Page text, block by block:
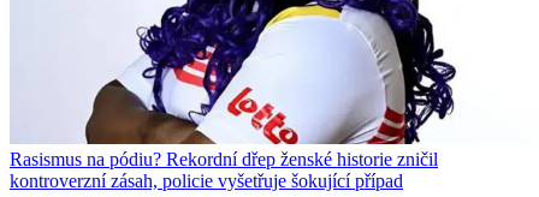
Rasismus na pódiu? Rekordní dřep ženské historie zničil
kontroverzní zásah, policie vyšetřuje šokující případ